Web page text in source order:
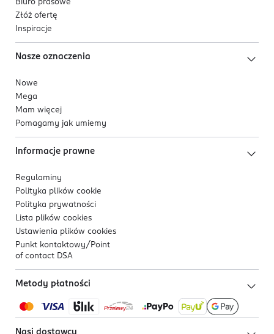
Biuro prasowe
Złóż ofertę
Inspiracje
Nasze oznaczenia
Nowe
Mega
Mam więcej
Pomagamy jak umiemy
Informacje prawne
Regulaminy
Polityka plików cookie
Polityka prywatności
Lista plików cookies
Ustawienia plików cookies
Punkt kontaktowy/ Point
of contact DSA
Metody płatności
Nasi dostawcy